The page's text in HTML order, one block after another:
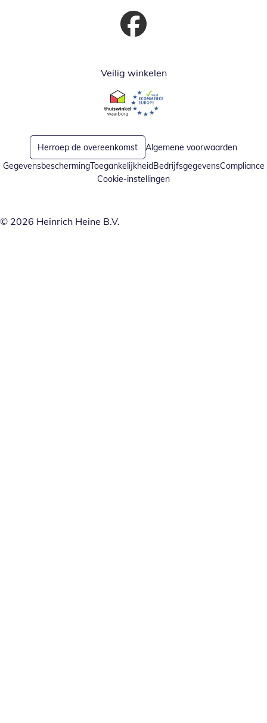
Opent in nieuw venster
Veilig winkelen
Opent in nieuw venster
Opent in nieuw venster
Herroep de overeenkomst
Algemene voorwaarden
GegevensbeschermingToegankelijkheidBedrijfsgegevensCompliance
Cookie-instellingen
© 2026 Heinrich Heine B.V.